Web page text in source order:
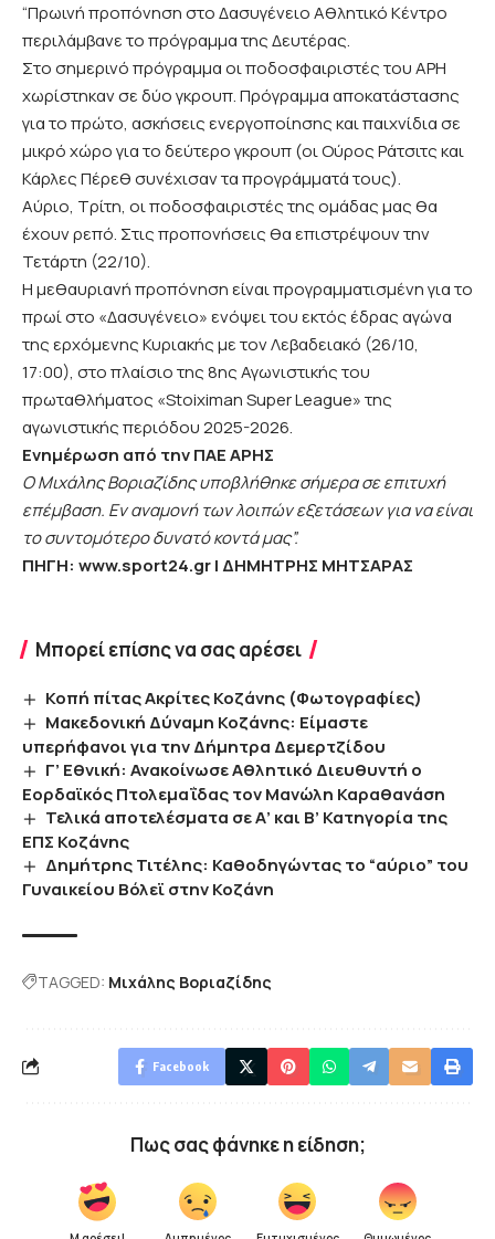
“Πρωινή προπόνηση στο Δασυγένειο Αθλητικό Κέντρο
περιλάμβανε το πρόγραμμα της Δευτέρας.
Στο σημερινό πρόγραμμα οι ποδοσφαιριστές του ΑΡΗ
χωρίστηκαν σε δύο γκρουπ. Πρόγραμμα αποκατάστασης
για το πρώτο, ασκήσεις ενεργοποίησης και παιχνίδια σε
μικρό χώρο για το δεύτερο γκρουπ (οι Ούρος Ράτσιτς και
Κάρλες Πέρεθ συνέχισαν τα προγράμματά τους).
Αύριο, Τρίτη, οι ποδοσφαιριστές της ομάδας μας θα
έχουν ρεπό. Στις προπονήσεις θα επιστρέψουν την
Τετάρτη (22/10).
Η μεθαυριανή προπόνηση είναι προγραμματισμένη για το
πρωί στο «Δασυγένειο» ενόψει του εκτός έδρας αγώνα
της ερχόμενης Κυριακής με τον Λεβαδειακό (26/10,
17:00), στο πλαίσιο της 8ης Αγωνιστικής του
πρωταθλήματος «Stoiximan Super League» της
αγωνιστικής περιόδου 2025-2026.
Ενημέρωση από την ΠΑΕ ΑΡΗΣ
Ο Μιχάλης Βοριαζίδης υποβλήθηκε σήμερα σε επιτυχή
επέμβαση. Εν αναμονή των λοιπών εξετάσεων για να είναι
το συντομότερο δυνατό κοντά μας”.
ΠΗΓΗ: www.sport24.gr| ΔΗΜΗΤΡΗΣ ΜΗΤΣΑΡΑΣ
Μπορεί επίσης να σας αρέσει
Κοπή πίτας Ακρίτες Κοζάνης (Φωτογραφίες)
Μακεδονική Δύναμη Κοζάνης: Είμαστε
υπερήφανοι για την Δήμητρα Δεμερτζίδου
Γ’ Εθνική: Ανακοίνωσε Αθλητικό Διευθυντή ο
Εορδαϊκός Πτολεμαΐδας τον Μανώλη Καραθανάση
Τελικά αποτελέσματα σε Α’ και Β’ Κατηγορία της
ΕΠΣ Κοζάνης
Δημήτρης Τιτέλης: Καθοδηγώντας το “αύριο” του
Γυναικείου Βόλεϊ στην Κοζάνη
TAGGED: Μιχάλης Βοριαζίδης
Facebook
Πως σας φάνηκε η είδηση;